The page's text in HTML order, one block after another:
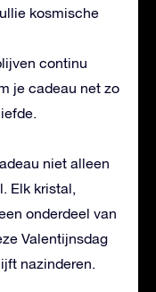
kosmische
continu
je cadeau net zo
niet alleen
Elk kristal,
onderdeel van
Valentijnsdag
nazinderen.